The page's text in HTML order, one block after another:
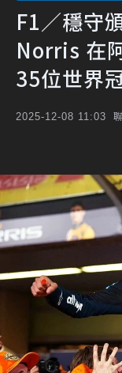
F1／穩守
Norris 在
35位世界
2025-12-08 11:03